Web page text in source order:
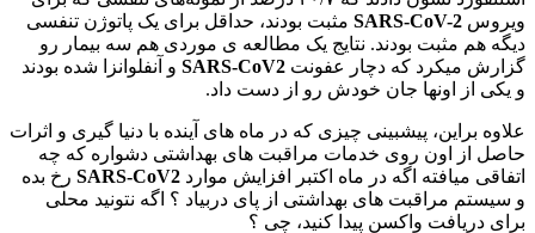
ویروس SARS-CoV-2 مثبت بودند، حداقل برای یک پاتوژن تنفسی
دیگه هم مثبت بودند. نتایج یک مطالعه‌ ی موردی هم سه بیمار رو
گزارش میکرد که دچار عفونت SARS-CoV2 و آنفلوانزا شده بودند
و یکی از اونها جان خودش رو از دست داد.
علاوه‌ براین، پیشبینی چیزی که در ماه‌ های آینده با دنیا گیری و اثرات
حاصل از اون روی خدمات مراقبت‌ های بهداشتی دشواره که چه
اتفاقی میافته اگه در ماه اکتبر افزایش موارد SARS-CoV2 رخ بده
و سیستم مراقبت‌ های بهداشتی از پای دربیاد ؟ اگه نتونید محلی
برای دریافت واکسن پیدا کنید، چی ؟